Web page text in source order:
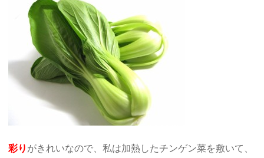
彩り がきれいなので、私は加熱したチンゲン菜を敷いて、